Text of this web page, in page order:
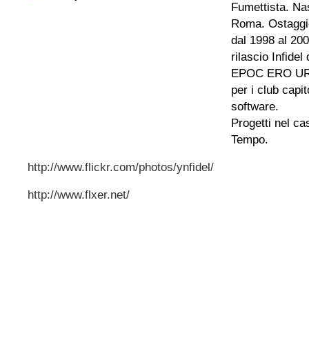
Fumettista.
Roma.
dal 1998 al
rilascio Infidel
EPOC ERO
per i club
software.
Progetti nel
Tempo.
http://www.flickr.com/photos/ynfidel/
http://www.flxer.net/